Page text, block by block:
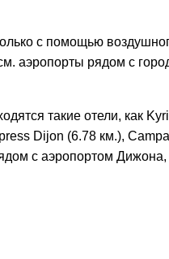
с помощью
аэропорты рядом с
такие отели, как
Dijon (6.78 км.),
с аэропортом